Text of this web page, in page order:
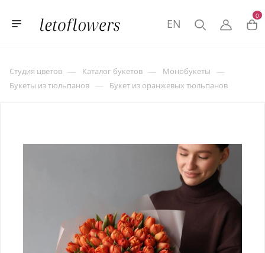
0
EN
Студия цветов — Каталог букетов — Монобукеты —
Букеты из тюльпанов — Букет из оранжевых тюльпанов